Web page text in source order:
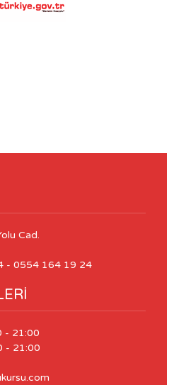
Cad.
- 0554 164 19 24
- 21:00
- 21:00